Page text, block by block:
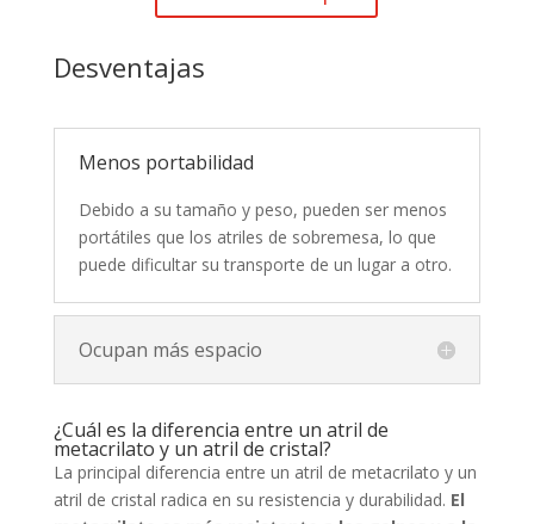
Desventajas
Menos portabilidad
Debido a su tamaño y peso, pueden ser menos
portátiles que los atriles de sobremesa, lo que
puede dificultar su transporte de un lugar a otro.
Ocupan más espacio
¿Cuál es la diferencia entre un atril de
metacrilato y un atril de cristal?
La principal diferencia entre un atril de metacrilato y un
atril de cristal radica en su resistencia y durabilidad. El